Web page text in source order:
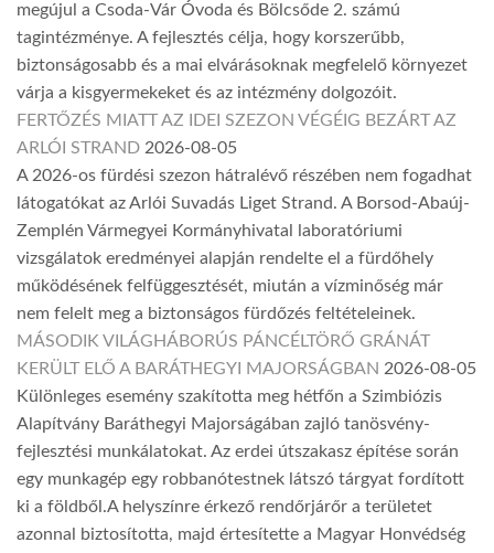
megújul a Csoda-Vár Óvoda és Bölcsőde 2. számú
tagintézménye. A fejlesztés célja, hogy korszerűbb,
biztonságosabb és a mai elvárásoknak megfelelő környezet
várja a kisgyermekeket és az intézmény dolgozóit.
FERTŐZÉS MIATT AZ IDEI SZEZON VÉGÉIG BEZÁRT AZ
ARLÓI STRAND 2026-08-05
A 2026-os fürdési szezon hátralévő részében nem fogadhat
látogatókat az Arlói Suvadás Liget Strand. A Borsod-Abaúj-
Zemplén Vármegyei Kormányhivatal laboratóriumi
vizsgálatok eredményei alapján rendelte el a fürdőhely
működésének felfüggesztését, miután a vízminőség már
nem felelt meg a biztonságos fürdőzés feltételeinek.
MÁSODIK VILÁGHÁBORÚS PÁNCÉLTÖRŐ GRÁNÁT
KERÜLT ELŐ A BARÁTHEGYI MAJORSÁGBAN 2026-08-05
Különleges esemény szakította meg hétfőn a Szimbiózis
Alapítvány Baráthegyi Majorságában zajló tanösvény-
fejlesztési munkálatokat. Az erdei útszakasz építése során
egy munkagép egy robbanótestnek látszó tárgyat fordított
ki a földből.A helyszínre érkező rendőrjárőr a területet
azonnal biztosította, majd értesítette a Magyar Honvédség